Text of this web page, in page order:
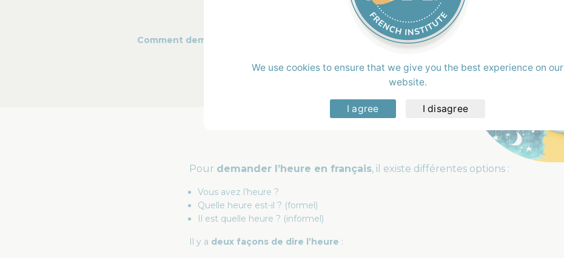
Comment demander et dire l’heure en français?
Pour demander l’heure en français, il existe différentes options :
Vous avez l’heure ?
Quelle heure est-il ? (formel)
Il est quelle heure ? (informel)
Il y a deux façons de dire l’heure :
We use cookies to ensure that we give you the best experience on our
website.
I agree I disagree